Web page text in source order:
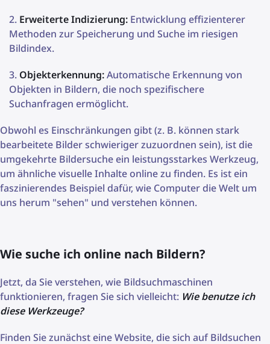
Erweiterte Indizierung: Entwicklung effizienterer
Methoden zur Speicherung und Suche im riesigen
Bildindex.
Objekterkennung:Automatische Erkennung von
Objekten in Bildern, die noch spezifischere
Suchanfragen ermöglicht.
Obwohl es Einschränkungen gibt (z. B. können stark
bearbeitete Bilder schwieriger zuzuordnen sein), ist die
umgekehrte Bildersuche ein leistungsstarkes Werkzeug,
um ähnliche visuelle Inhalte online zu finden. Es ist ein
faszinierendes Beispiel dafür, wie Computer die Welt um
uns herum "sehen" und verstehen können.
Wie suche ich online nach Bildern?
Jetzt, da Sie verstehen, wie Bildsuchmaschinen
funktionieren, fragen Sie sich vielleicht: Wie benutze ich
diese Werkzeuge?
Finden Sie zunächst eine Website, die sich auf Bildsuchen